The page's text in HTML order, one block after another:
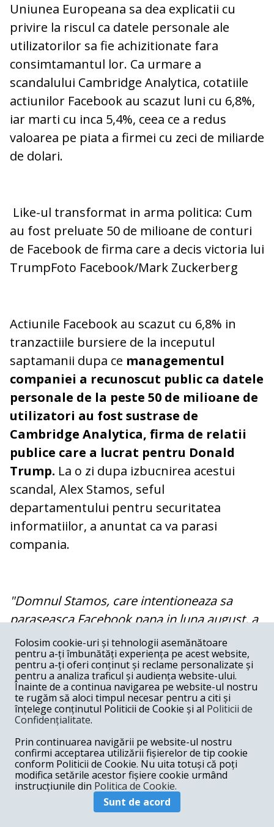
Uniunea Europeana sa dea explicatii cu
privire la riscul ca datele personale ale
utilizatorilor sa fie achizitionate fara
consimtamantul lor. Ca urmare a
scandalului Cambridge Analytica, cotatiile
actiunilor Facebook au scazut luni cu 6,8%,
iar marti cu inca 5,4%, ceea ce a redus
valoarea pe piata a firmei cu zeci de miliarde
de dolari.
Like-ul transformat in arma politica: Cum
au fost preluate 50 de milioane de conturi
de Facebook de firma care a decis victoria lui
TrumpFoto Facebook/Mark Zuckerberg
Actiunile Facebook au scazut cu 6,8% in
tranzactiile bursiere de la inceputul
saptamanii dupa ce managementul
companiei a recunoscut public ca datele
personale de la peste 50 de milioane de
utilizatori au fost sustrase de
Cambridge Analytica, firma de relatii
publice care a lucrat pentru Donald
Trump. La o zi dupa izbucnirea acestui
scandal, Alex Stamos, seful
departamentului pentru securitatea
informatiilor, a anuntat ca va parasi
compania.
"Domnul Stamos, care intentioneaza sa
paraseasca Facebook pana in luna august, a
sustinut ca managementul retelei sociale
trebuie sa faca mai multe dezvaluiri despre
interferentele rusesti in modul de distribuire
a informatiilor pe platforma sociala si despre
nevoia de restructurari la nivelul companiei,
pentru a putea fi rezolvate aceste probleme,
dar a intampinat rezistenta din partea
colegilor, au declarat actuali si fosti angajati.
Incepand cu luna decembrie,
responsabilitatile zilnice ale domnului
Folosim cookie-uri și tehnologii asemănătoare
pentru a-ți îmbunătăți experiența pe acest website,
pentru a-ți oferi conținut și reclame personalizate și
pentru a analiza traficul și audiența website-ului.
Înainte de a continua navigarea pe website-ul nostru
te rugăm să aloci timpul necesar pentru a citi și
înțelege conținutul Politicii de Cookie și al Politicii de
Confidențialitate.
Prin continuarea navigării pe website-ul nostru
confirmi acceptarea utilizării fișierelor de tip cookie
conform Politicii de Cookie. Nu uita totuși că poți
modifica setările acestor fișiere cookie urmând
instrucțiunile din Politica de Cookie.
Sunt de acord